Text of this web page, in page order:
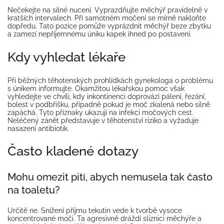
Nečekejte na silné nucení. Vyprazdňujte měchýř pravidelně v
kratších intervalech. Při samotném močení se mírně nakloňte
dopředu. Tato pozice pomůže vyprázdnit měchýř beze zbytku
a zamezí nepříjemnému úniku kapek ihned po postavení.
Kdy vyhledat lékaře
Při běžných těhotenských prohlídkách gynekologa o problému
s únikem informujte. Okamžitou lékařskou pomoc však
vyhledejte ve chvíli, kdy inkontinenci doprovází pálení, řezání,
bolest v podbřišku, případně pokud je moč zkalená nebo silně
zapáchá. Tyto příznaky ukazují na infekci močových cest.
Neléčený zánět představuje v těhotenství riziko a vyžaduje
nasazení antibiotik.
Často kladené dotazy
Mohu omezit pití, abych nemusela tak často
na toaletu?
Určitě ne. Snížení příjmu tekutin vede k tvorbě vysoce
koncentrované moči. Ta agresivně dráždí sliznici měchýře a